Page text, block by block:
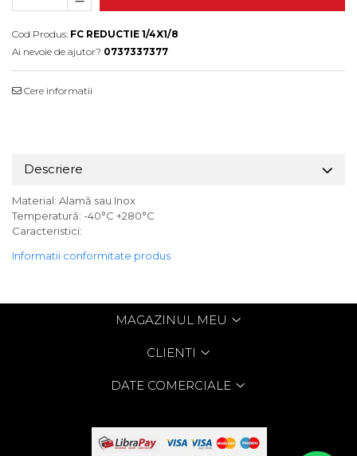
Cod Produs: FC REDUCTIE 1/4X1/8
Ai nevoie de ajutor? 0737337377
Cere informatii
Descriere
Material: Alamă sau Inox
Temperatură: -40°C +280°C
Caracteristici:
Informatii conformitate produs
MAGAZINUL MEU
CLIENTI
DATE COMERCIALE